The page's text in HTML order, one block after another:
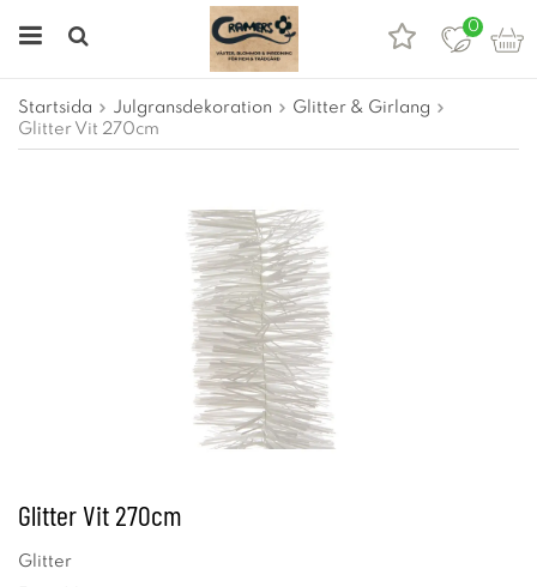
0
Startsida Julgransdekoration
Glitter & Girlang
Glitter Vit 270cm
Glitter Vit 270cm
Glitter